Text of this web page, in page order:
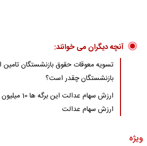
آنچه دیگران می خوانند:
تسویه معوقات حقوق بازنشستگان
بازنشستگان چقدر است؟
ارزش سهام
ارزش سهام عدالت
ویژه